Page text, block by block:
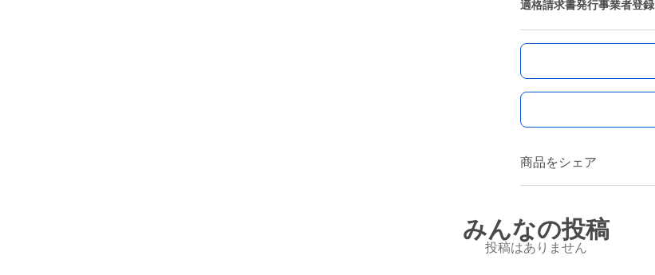
適格請求書発行事業者登録
商品をシェア
みんなの投稿
投稿はありません